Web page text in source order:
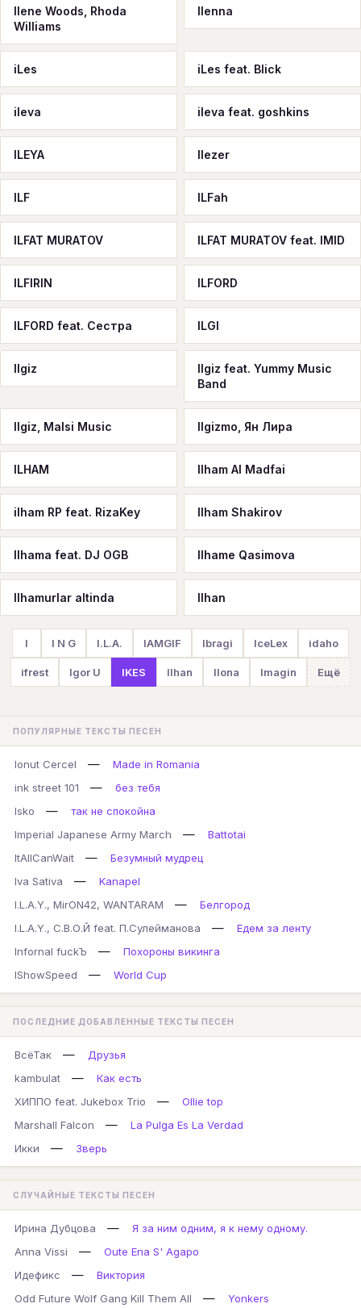
Ilene Woods, Rhoda
Williams
Ilenna
iLes iLes feat. Blick
ileva ileva feat. goshkins
ILEYA Ilezer
ILF ILFah
ILFAT MURATOV ILFAT MURATOV feat. IMID
ILFIRIN ILFORD
ILFORD feat. Сестра ILGI
Ilgiz
Ilgiz feat. Yummy Music
Band
Ilgiz, Malsi Music Ilgizmo, Ян Лира
ILHAM Ilham Al Madfai
ilham RP feat. RizaKey Ilham Shakirov
Ilhama feat. DJ OGB Ilhame Qasimova
Ilhamurlar altinda Ilhan
I I N G I.L.A. IAMGIF Ibragi IceLex idaho
ifrest Igor U IKES Ilhan Ilona Imagin Ещё
ПОПУЛЯРНЫЕ ТЕКСТЫ ПЕСЕН
Ionut Cercel —
Made in Romania
ink street 101
—
без тебя
Isko
—
так не спокойна
Imperial Japanese Army March
—
Battotai
ItAllCanWait
—
Безумный мудрец
Iva Sativa
—
Kanapel
I.L.A.Y., MirON42, WANTARAM
—
Белгород
I.L.A.Y., С.В.О.Й feat. П.Сулейманова
—
Едем за ленту
Infornal fuckЪ
—
Похороны викинга
IShowSpeed
— World Cup
ПОСЛЕДНИЕ ДОБАВЛЕННЫЕ ТЕКСТЫ ПЕСЕН
ВсёТак —
Друзья
kambulat
—
Как есть
ХИППО feat. Jukebox Trio
—
Ollie top
Marshall Falcon
—
La Pulga Es La Verdad
Икки
— Зверь
СЛУЧАЙНЫЕ ТЕКСТЫ ПЕСЕН
Ирина Дубцова —
Я за ним одним, я к нему одному.
Anna Vissi
—
Oute Ena S' Agapo
Идефикс
—
Виктория
Odd Future Wolf Gang Kill Them All
— Yonkers